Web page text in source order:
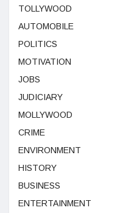
TOLLYWOOD
AUTOMOBILE
POLITICS
MOTIVATION
JOBS
JUDICIARY
MOLLYWOOD
CRIME
ENVIRONMENT
HISTORY
BUSINESS
ENTERTAINMENT